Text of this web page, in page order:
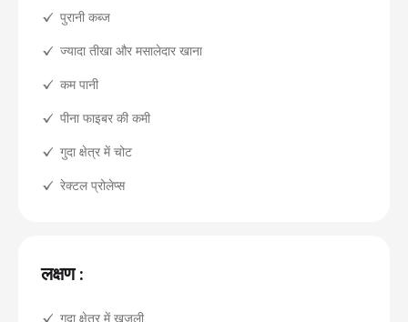
पुरानी कब्ज
ज्यादा तीखा और मसालेदार खाना
कम पानी
पीना फाइबर की कमी
गुदा क्षेत्र में चोट
रेक्टल प्रोलेप्स
लक्षण :
गुदा क्षेत्र में खुजली